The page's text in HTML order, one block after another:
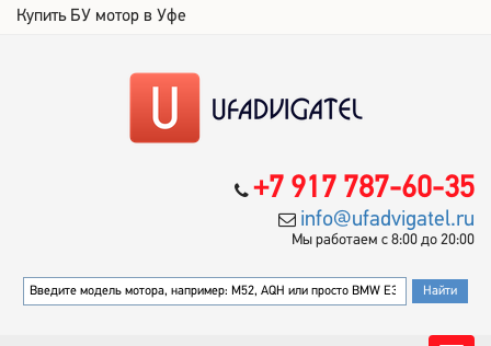
Купить БУ мотор в Уфе
+7 917 787-60-35
info@ufadvigatel.ru
Мы работаем с 8:00 до 20:00